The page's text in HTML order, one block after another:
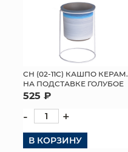
СН (02-11C) КАШПО КЕРАМ.
НА ПОДСТАВКЕ ГОЛУБОЕ
525 ₽
- +
В КОРЗИНУ